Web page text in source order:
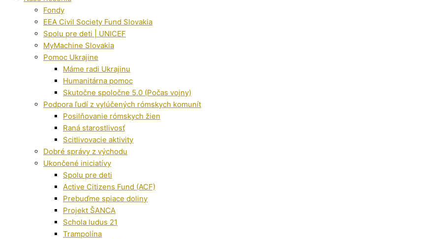
Fondy
EEA Civil Society Fund Slovakia
Spolu pre deti | UNICEF
MyMachine Slovakia
Pomoc Ukrajine
Máme radi Ukrajinu
Humanitárna pomoc
Skutočne spoločne 5.0 (Počas vojny)
Podpora ľudí z vylúčených rómskych komunít
Posilňovanie rómskych žien
Raná starostlivosť
Scitlivovacie aktivity
Dobré správy z východu
Ukončené iniciatívy
Spolu pre deti
Active Citizens Fund (ACF)
Prebuďme spiace doliny
Projekt ŠANCA
Schola ludus 21
Trampolína